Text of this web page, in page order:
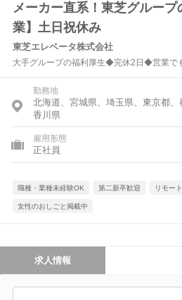
メーカー直系！東芝グループ
業】土日祝休み
東芝エレベータ株式会社
大手グループの福利厚生◆完休2日◆営業で
勤務地
北海道、宮城県、埼玉県、東京都、
香川県
雇用形態
正社員
職種・業種未経験OK 第二新卒歓迎 リモー
女性のおしごと掲載中
求人情報